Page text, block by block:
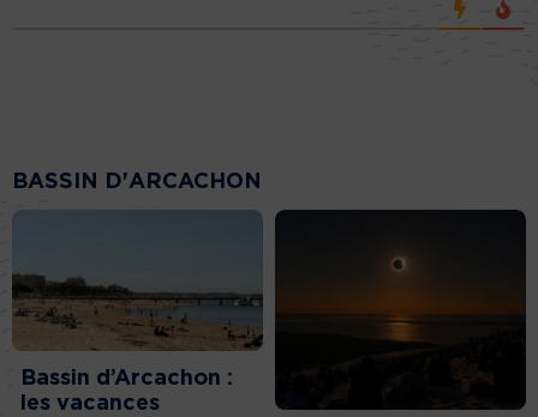
BASSIN D'ARCACHON
Bassin d’Arcachon :
les vacances